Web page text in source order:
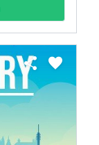
share favorite